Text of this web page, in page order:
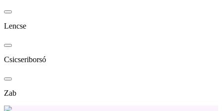
Lencse
Csicseriborsó
Zab